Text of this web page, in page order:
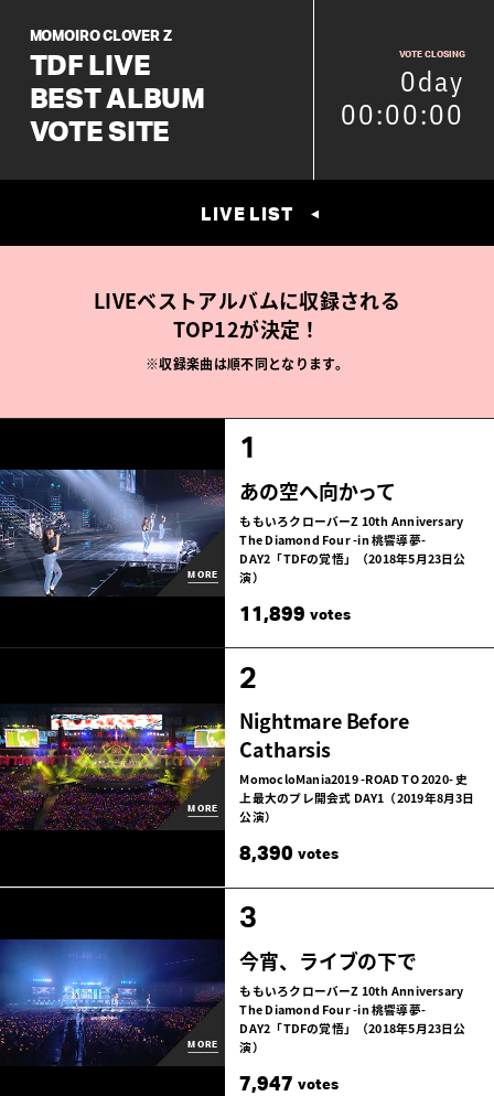
MOMOIROCLOVER Z
TDF LIVE
BEST ALBUM
VOTE SITE
VOTE CLOSING
0day
00:00:00
LIVE LIST
LIVEベストアルバムに収録される
TOP12が決定！
※収録楽曲は順不同となります。
1
MORE
あの空へ向かって
ももいろクローバーZ 10th Anniversary
The Diamond Four -in 桃響導夢-
DAY2「TDFの覚悟」（2018年5月23日公
演）
11,899votes
2
MORE
Nightmare Before
Catharsis
MomocloMania2019 -ROAD TO 2020- 史
上最大のプレ開会式 DAY1（2019年8月3日
公演）
8,390votes
3
MORE
今宵、ライブの下で
ももいろクローバーZ 10th Anniversary
The Diamond Four -in 桃響導夢-
DAY2「TDFの覚悟」（2018年5月23日公
演）
7,947votes